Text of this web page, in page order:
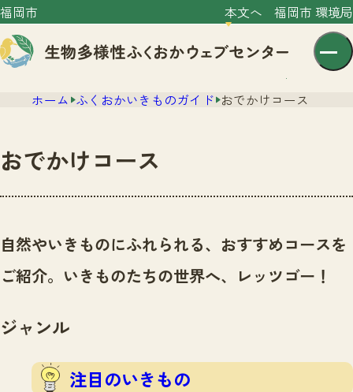
福岡市 本文へ 福岡市 環境局
センター紹介
センター紹介TOP
サイトポリシー
ニュース
いきものガイド
注目のいきもの
生物多様性のめぐみ
イベント
いきもの調査隊
ホーム ふくおかいきものガイド おでかけコース
おでかけコース
自然やいきものにふれられる、おすすめコースを
ご紹介。いきものたちの世界へ、レッツゴー！
ジャンル
注目のいきもの